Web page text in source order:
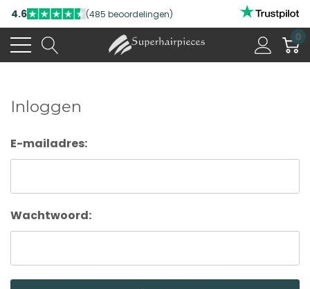
4.6 (485 beoordelingen)
0
Inloggen
E-mailadres:
Wachtwoord: